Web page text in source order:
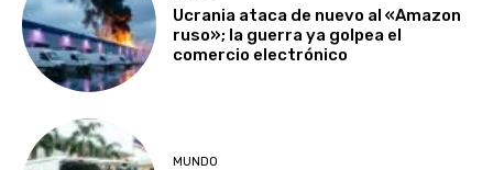
Ucrania ataca de nuevo al «Amazon
ruso»; la guerra ya golpea el
comercio electrónico
MUNDO